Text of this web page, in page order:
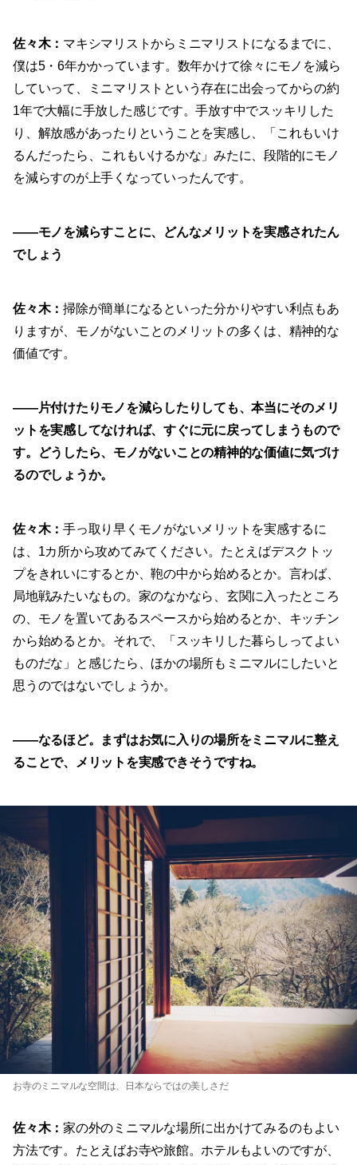
佐々木： マキシマリストからミニマリストになるまでに、
僕は5・6年かかっています。数年かけて徐々にモノを減ら
していって、ミニマリストという存在に出会ってからの約
1年で大幅に手放した感じです。手放す中でスッキリした
り、解放感があったりということを実感し、「これもいけ
るんだったら、これもいけるかな」みたに、段階的にモノ
を減らすのが上手くなっていったんです。
——モノを減らすことに、どんなメリットを実感されたん
でしょう
佐々木：掃除が簡単になるといった分かりやすい利点もあ
りますが、モノがないことのメリットの多くは、精神的な
価値です。
——片付けたりモノを減らしたりしても、本当にそのメリ
ットを実感してなければ、すぐに元に戻ってしまうもので
す。どうしたら、モノがないことの精神的な価値に気づけ
るのでしょうか。
佐々木：手っ取り早くモノがないメリットを実感するに
は、1カ所から攻めてみてください。たとえばデスクトッ
プをきれいにするとか、鞄の中から始めるとか。言わば、
局地戦みたいなもの。家のなかなら、玄関に入ったところ
の、モノを置いてあるスペースから始めるとか、キッチン
から始めるとか。それで、「スッキリした暮らしってよい
ものだな」と感じたら、ほかの場所もミニマルにしたいと
思うのではないでしょうか。
——なるほど。まずはお気に入りの場所をミニマルに整え
ることで、メリットを実感できそうですね。
お寺のミニマルな空間は、日本ならではの美しさだ
佐々木：家の外のミニマルな場所に出かけてみるのもよい
方法です。たとえばお寺や旅館。ホテルもよいのですが、